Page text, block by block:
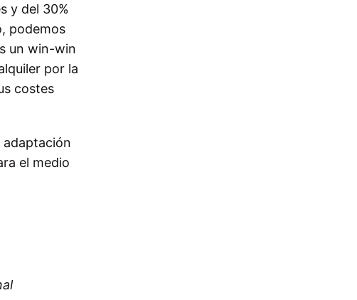
y del 30%
podemos
un win-win
por la
costes
adaptación
el medio